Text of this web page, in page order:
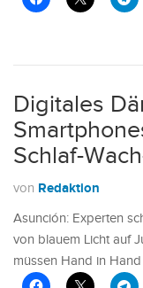
Digitales
Schlaf-
von Redaktion
Asunción: Experten
von blauem Licht auf
müssen Hand in